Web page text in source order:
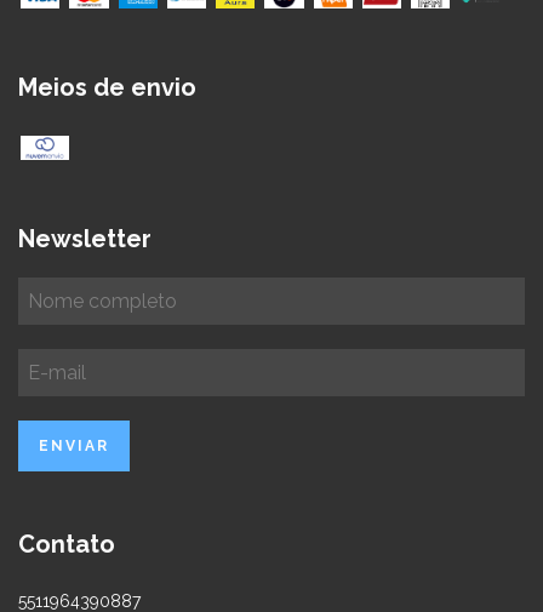
Meios de envio
Newsletter
Contato
5511964390887